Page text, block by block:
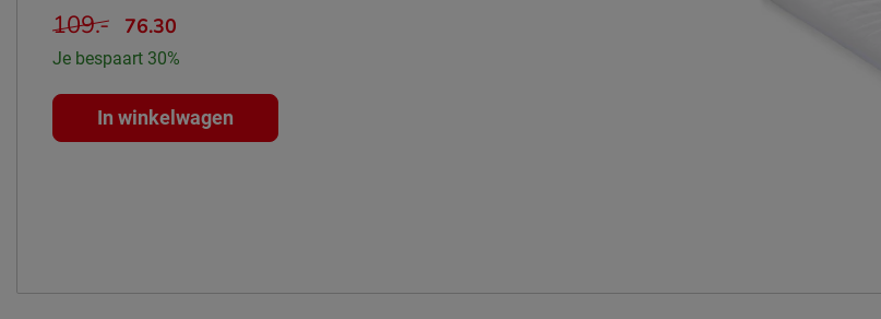
Materiaal
Onderhoud
3 jaar garantie volgens Beddenreus
109.- 76.30
Je bespaart 30%
In winkelwagen